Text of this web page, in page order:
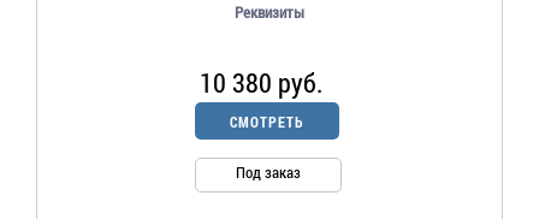
Реквизиты
10 380 руб.
СМОТРЕТЬ
Под заказ